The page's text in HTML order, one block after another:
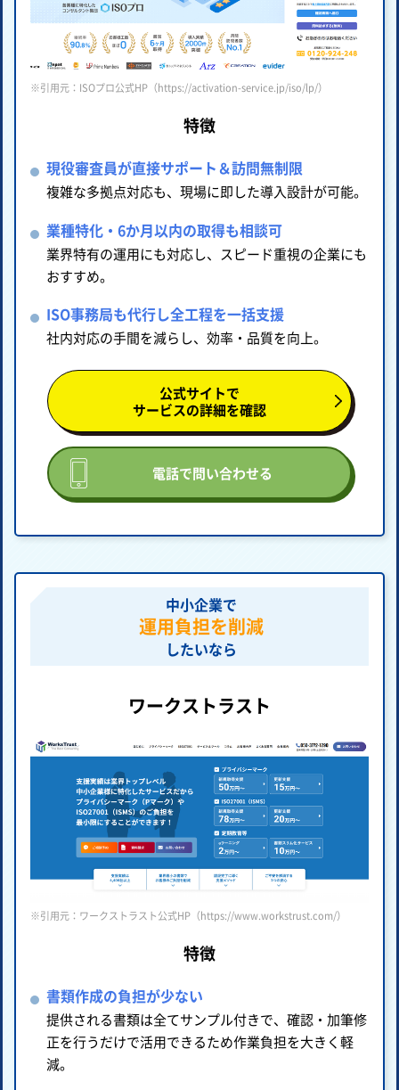
※引用元：ISOプロ公式HP（https://activation-service.jp/iso/lp/）
特徴
現役審査員が直接サポート＆訪問無制限
複雑な多拠点対応も、現場に即した導入設計が可能。
業種特化・6か月以内の取得も相談可
業界特有の運用にも対応し、スピード重視の企業にも
おすすめ。
ISO事務局も代行し全工程を一括支援
社内対応の手間を減らし、効率・品質を向上。
公式サイトで
サービスの詳細を確認
電話で問い合わせる
中小企業で
運用負担を削減
したいなら
ワークストラスト
※引用元：ワークストラスト公式HP（https://www.workstrust.com/）
特徴
書類作成の負担が少ない
提供される書類は全てサンプル付きで、確認・加筆修
正を行うだけで活用できるため作業負担を大きく軽
減。